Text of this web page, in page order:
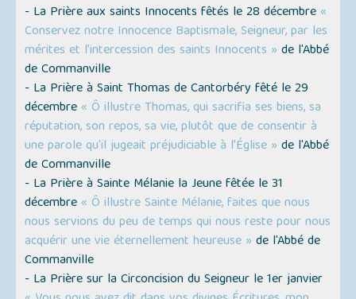
- La Prière aux saints Innocents fêtés le 28 décembre «
Conservez notre Innocence Baptismale, Seigneur, par les
mérites et l’intercession des saints Innocents » de l'Abbé
de Commanville
- La Prière à Saint Thomas de Cantorbéry fêté le 29
décembre « Ô illustre Thomas, qui sacrifia ses biens, sa
réputation, son repos, sa vie, plutôt que de consentir à
une parole qu'il jugeait préjudiciable à l’Église » de l'Abbé
de Commanville
- La Prière à Sainte Mélanie la Jeune fêtée le 31
décembre « Ô illustre Sainte Mélanie, faites que nous
nous servions du peu de temps qui nous reste pour nous
acquérir une vie éternellement heureuse » de l'Abbé de
Commanville
- La Prière sur la Circoncision du Seigneur le 1er janvier